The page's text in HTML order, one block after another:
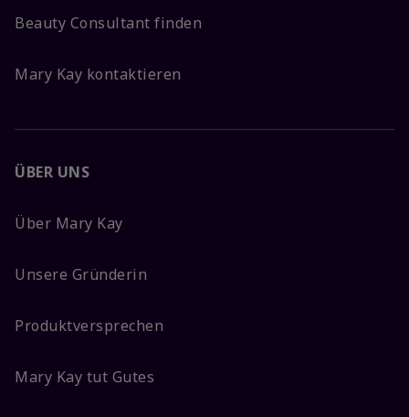
Beauty Consultant finden
Mary Kay kontaktieren
ÜBER UNS
Über Mary Kay
Unsere Gründerin
Produktversprechen
Mary Kay tut Gutes